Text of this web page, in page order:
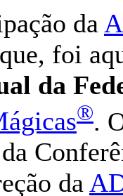
da
foi
da
®.
da